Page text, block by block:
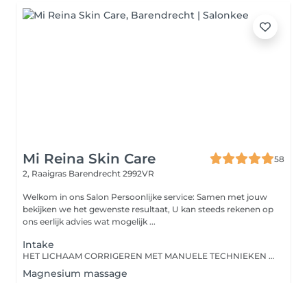
Mi Reina Skin Care
58
2, Raaigras Barendrecht 2992VR
Welkom in ons Salon Persoonlijke service: Samen met jouw
bekijken we het gewenste resultaat, U kan steeds rekenen op
ons eerlijk advies wat mogelijk ...
Intake
HET LICHAAM CORRIGEREN MET MANUELE TECHNIEKEN Het genezen met speciale druk- en duwmethodes voor de wervelkolom en gewrichten is al zo oud als de mensheid. Vele moderne therapievormen die wij vandaag de dag toepassen, zijn afkomstig of afgeleid uit het oude China. Chinese bone setting is een manuele therapievorm waarbij we met ademhaling en een lichte tot medium druk de botten, wervels en gewrichten in het lichaam corrigeren. Of met andere woorden, de subluxatie (zenuwblokkade, beknelling), scheefstand of instabiliteit van gewrichten of botten. Wervels in de wervelkolom of gewrichten staan niet meer in hun ideale positie, waardoor er bewegingsbeperkingen (fixatie) en pijn kan ontstaan. Dit creëert drukpunten op het ruggenmerg of de zenuwen, waardoor het lichaam niet meer goed kan functioneren. Door het corrigeren of 'manipuleren' van gewrichten, wervels of botten kan dit opgelost worden. Chinese bone setting (Zheng Ghu) is een ideale en veilige manier om het lichaam te corrigeren. Het hele bewegingsapparaat bestaat uit het motorische systeem, motoriek en het geheel van botten, gewrichten, skeletspieren, pezen en motorische zenuwen, die zorgen voor de lichaamshoudingen en bewegingen. Als we dus corrigeren op botten, wervels en gewrichten, dan beïnvloeden we ook de spieren, pezen en het zenuwstelsel. Het gaat om een eeuwenoude behandelwijze uit China die van generatie op generatie is overgedragen.
Magnesium massage